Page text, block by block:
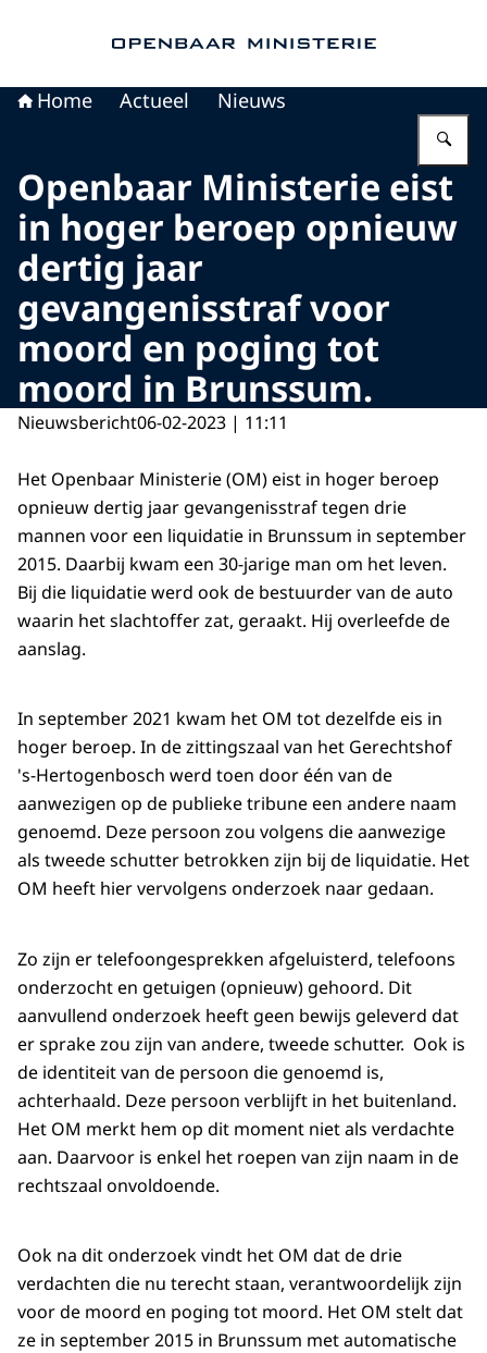
Home Actueel Nieuws
Openbaar Ministerie eist
in hoger beroep opnieuw
dertig jaar
gevangenisstraf voor
moord en poging tot
moord in Brunssum.
Nieuwsbericht06-02-2023 | 11:11
Het Openbaar Ministerie (OM) eist in hoger beroep
opnieuw dertig jaar gevangenisstraf tegen drie
mannen voor een liquidatie in Brunssum in september
2015. Daarbij kwam een 30-jarige man om het leven.
Bij die liquidatie werd ook de bestuurder van de auto
waarin het slachtoffer zat, geraakt. Hij overleefde de
aanslag.
In september 2021 kwam het OM tot dezelfde eis in
hoger beroep. In de zittingszaal van het Gerechtshof
's-Hertogenbosch werd toen door één van de
aanwezigen op de publieke tribune een andere naam
genoemd. Deze persoon zou volgens die aanwezige
als tweede schutter betrokken zijn bij de liquidatie. Het
OM heeft hier vervolgens onderzoek naar gedaan.
Zo zijn er telefoongesprekken afgeluisterd, telefoons
onderzocht en getuigen (opnieuw) gehoord. Dit
aanvullend onderzoek heeft geen bewijs geleverd dat
er sprake zou zijn van andere, tweede schutter. Ook is
de identiteit van de persoon die genoemd is,
achterhaald. Deze persoon verblijft in het buitenland.
Het OM merkt hem op dit moment niet als verdachte
aan. Daarvoor is enkel het roepen van zijn naam in de
rechtszaal onvoldoende.
Ook na dit onderzoek vindt het OM dat de drie
verdachten die nu terecht staan, verantwoordelijk zijn
voor de moord en poging tot moord. Het OM stelt dat
ze in september 2015 in Brunssum met automatische